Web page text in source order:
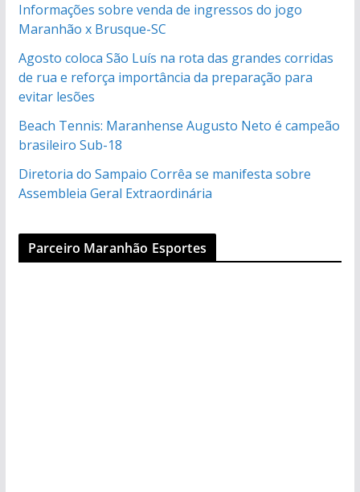
Informações sobre venda de ingressos do jogo
Maranhão x Brusque-SC
Agosto coloca São Luís na rota das grandes corridas
de rua e reforça importância da preparação para
evitar lesões
Beach Tennis: Maranhense Augusto Neto é campeão
brasileiro Sub-18
Diretoria do Sampaio Corrêa se manifesta sobre
Assembleia Geral Extraordinária
Parceiro Maranhão Esportes